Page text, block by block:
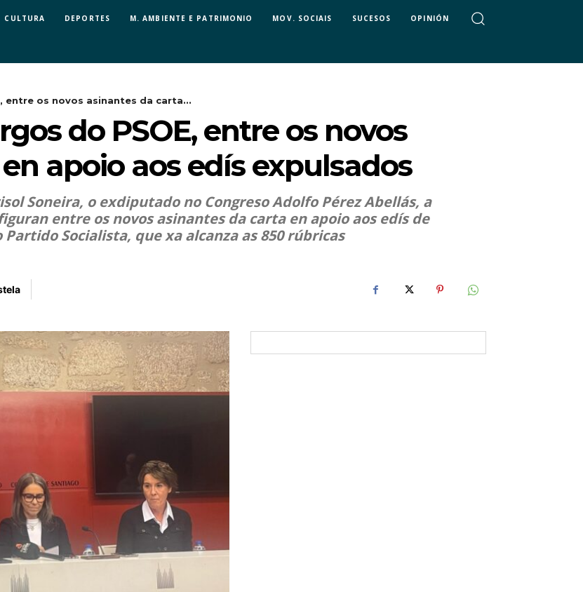
CULTURA DEPORTES M. AMBIENTE E PATRIMONIO MOV. SOCIAIS SUCESOS OPINIÓN
entre os novos asinantes da carta...
do PSOE, entre os novos
apoio aos edís expulsados
Soneira, o exdiputado no Congreso Adolfo Pérez Abellás, a
entre os novos asinantes da carta en apoio aos edís de
Socialista, que xa alcanza as 850 rúbricas